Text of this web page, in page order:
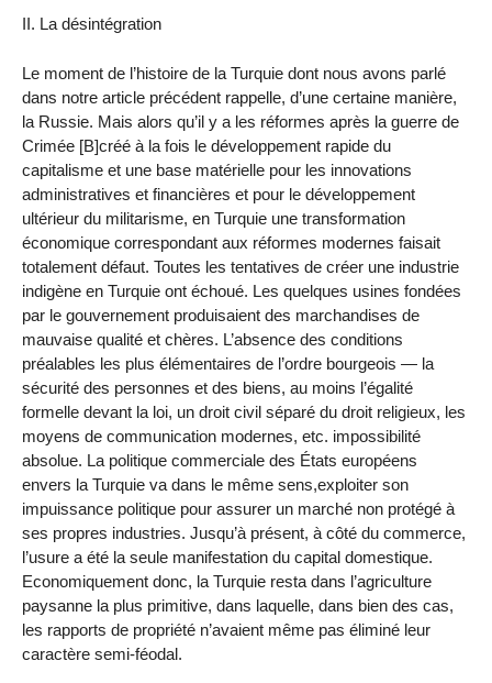
II. La désintégration
Le moment de l’histoire de la Turquie dont nous avons parlé
dans notre article précédent rappelle, d’une certaine manière,
la Russie. Mais alors qu’il y a les réformes après la guerre de
Crimée [B]créé à la fois le développement rapide du
capitalisme et une base matérielle pour les innovations
administratives et financières et pour le développement
ultérieur du militarisme, en Turquie une transformation
économique correspondant aux réformes modernes faisait
totalement défaut. Toutes les tentatives de créer une industrie
indigène en Turquie ont échoué. Les quelques usines fondées
par le gouvernement produisaient des marchandises de
mauvaise qualité et chères. L’absence des conditions
préalables les plus élémentaires de l’ordre bourgeois — la
sécurité des personnes et des biens, au moins l’égalité
formelle devant la loi, un droit civil séparé du droit religieux, les
moyens de communication modernes, etc. impossibilité
absolue. La politique commerciale des États européens
envers la Turquie va dans le même sens,exploiter son
impuissance politique pour assurer un marché non protégé à
ses propres industries. Jusqu’à présent, à côté du commerce,
l’usure a été la seule manifestation du capital domestique.
Economiquement donc, la Turquie resta dans l’agriculture
paysanne la plus primitive, dans laquelle, dans bien des cas,
les rapports de propriété n’avaient même pas éliminé leur
caractère semi-féodal.